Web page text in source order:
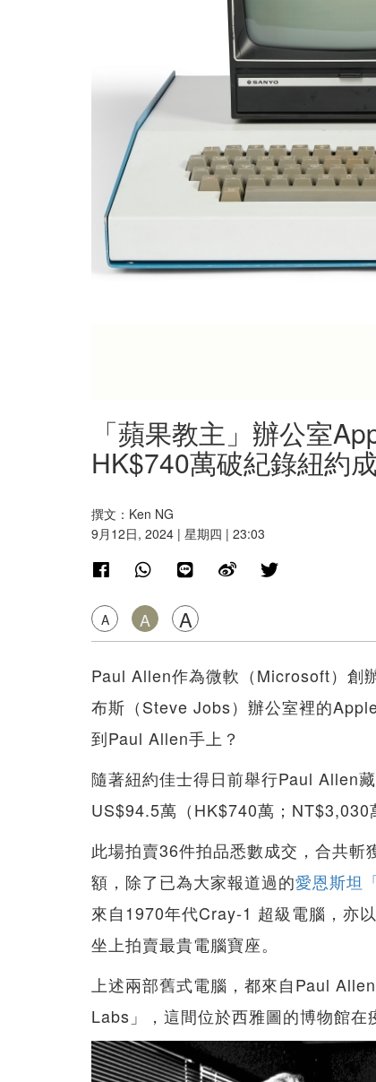
「蘋果教主」辦公室
HK$740萬破紀錄紐約
撰文：Ken NG
9月12日, 2024 | 星期四 | 23:03
A A A
Paul Allen作為微軟（Microsoft）創
布斯（Steve Jobs）辦公室裡的
到Paul Allen手上？
隨著紐約佳士得日前舉行Paul Allen
US$94.5萬（HK$740萬；NT$3,030
此場拍賣36件拍品悉數成交，合共
額，除了已為大家報道過的愛恩斯坦
來自1970年代Cray-1 超級電腦，亦
坐上拍賣最貴電腦寶座。
上述兩部舊式電腦，都來自Paul
Labs」，這間位於西雅圖的博物館在